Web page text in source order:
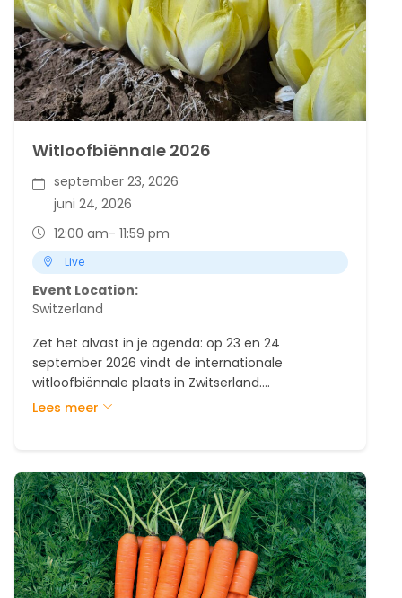
Witloofbiënnale 2026
september 23, 2026
juni 24, 2026
12:00 am- 11:59 pm
Live
Event Location:
Switzerland
Zet het alvast in je agenda: op 23 en 24
september 2026 vindt de internationale
witloofbiënnale plaats in Zwitserland.
doel: kennis delen, ervaringen uitwisselen en
samen werken aan de toekomst van de
witloofsector.
Lees meer